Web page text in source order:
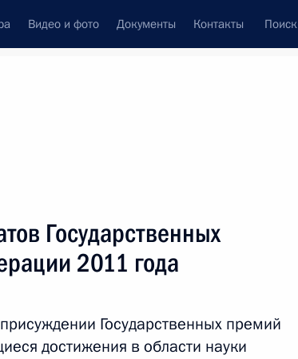
Видео и фото Документы Контакты Поиск
Государственных
2011 года
Государственных премий
достижения в области науки